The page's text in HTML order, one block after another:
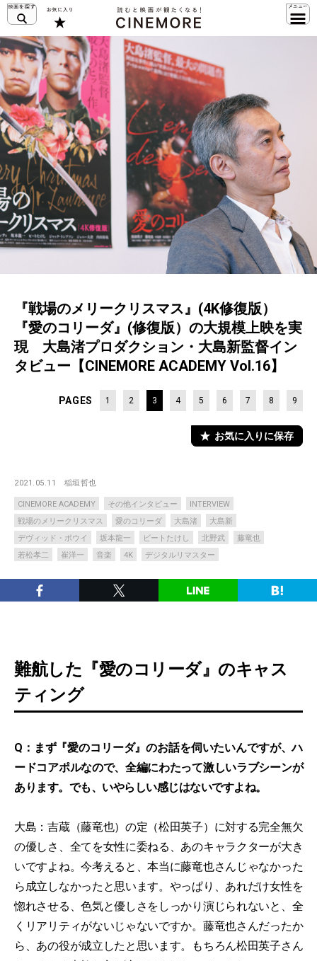
『戦場のメリークリスマス』(4K修復版）
『愛のコリーダ』(修復版）の大規模上映を実
現 大島渚プロダクション・大島新監督イン
タビュー【CINEMORE ACADEMY Vol.16】
PAGES 1 2 3 4 5 6 7 8 9
お気に入りに保存
2021.05.11 稲垣哲也
CINEMORE ACADEMY その他インタビュー
INTERVIEW
戦場のメリークリスマス
愛のコリーダ 大島渚
大島新
デヴィッド・ボウイ
坂本龍一 ビートたけし 北野武
藤竜也
若松孝二
崔洋一 音楽 4K デジタルリマスター
難航した『愛のコリーダ』のキャス
ティング
Q：まず『愛のコリーダ』のお話を伺いたいんですが、ハ
ードコアポルなので、全編にわたって激しいラブシーンが
あります。でも、いやらしい感じはないですよね。
大島：吉蔵（藤竜也）の定（松田英子）に対する完全無欠
の優しさ、全てを女性に委ねる、あのキャラクターが大き
いですよね。今考えると、本当に藤竜也さんじゃなかった
ら成立しなかったと思います。やっぱり、あれだけ女性を
惚れさせる、色気と優しさをしっかり演じられないと、全
くリアリティがないじゃないですか。藤竜也さんだったか
ら、あの役が成立したと思います。もちろん松田英子さん